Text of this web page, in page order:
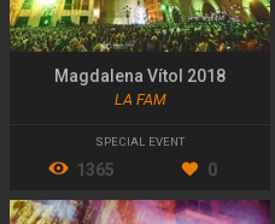
Magdalena Vítol 2018
LA FAM
SPECIAL EVENT
1365 0